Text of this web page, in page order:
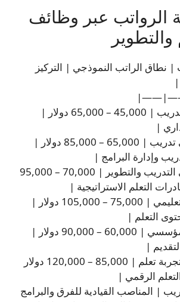
الرواتب عبر وظائف
والتطوير
نطاق الراتب النموذجي | التركيز
| منسق تدريب | 45,000 – 65,000 دولار |
|
| أخصائي تدريب | 65,000 – 85,000 دولار |
وإدارة البرامج |
| أخصائي التدريب والتطوير | 70,000 – 95,000
التعلم الاستراتيجية |
| مصمم تعليمي | 75,000 – 105,000 دولار |
التعلم |
| مدرب مؤسسي | 60,000 – 90,000 دولار |
|
| مصمم تجربة تعلم | 85,000 – 120,000 دولار
الرقمي |
| المناصب​​ القيادية للفرق والبرامج